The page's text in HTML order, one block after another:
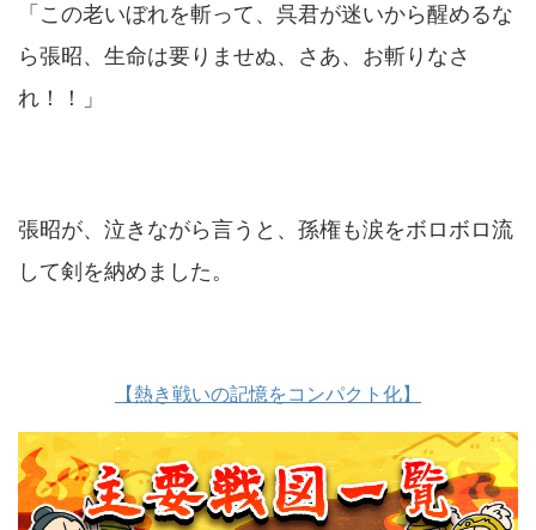
「この老いぼれを斬って、呉君が迷いから醒めるな
ら張昭、生命は要りませぬ、さあ、お斬りなさ
れ！！」
張昭が、泣きながら言うと、孫権も涙をボロボロ流
して剣を納めました。
【熱き戦いの記憶をコンパクト化】